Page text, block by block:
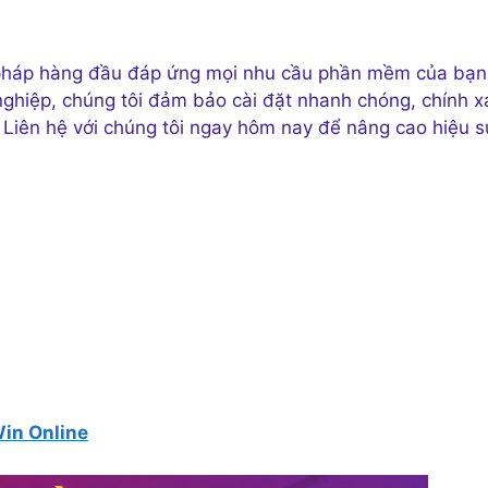
hàng đầu đáp ứng mọi nhu cầu phần mềm của
chúng tôi đảm bảo cài đặt nhanh chóng, chính
hệ với chúng tôi ngay hôm nay để nâng cao hiệu
Online